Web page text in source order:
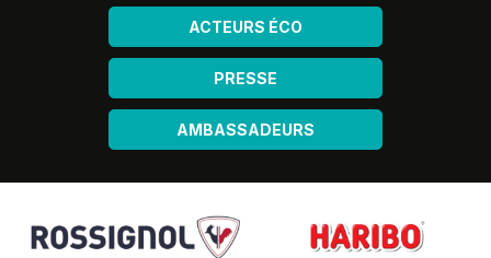
ACTEURS ÉCO
PRESSE
AMBASSADEURS